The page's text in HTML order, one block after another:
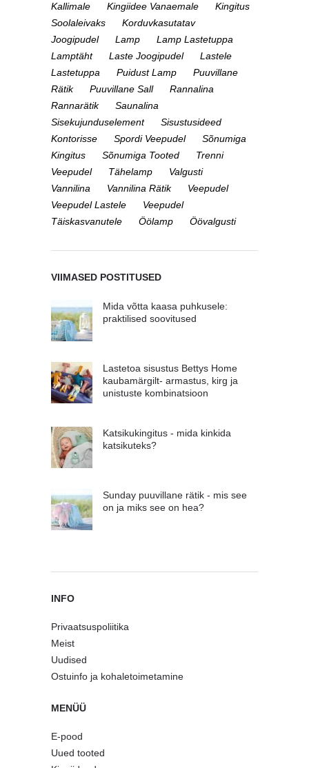
Kallimale
Kingiidee Vanaemale
Kingitus
Soolaleivaks
Korduvkasutatav
Joogipudel
Lamp
Lamp Lastetuppa
Lamptäht
Laste Joogipudel
Lastele
Lastetuppa
Puidust Lamp
Puuvillane
Rätik
Puuvillane Sall
Rannalina
Rannarätik
Saunalina
Sisekujunduselement
Sisustusideed
Kontorisse
Spordi Veepudel
Sõnumiga
Kingitus
Sõnumiga Tooted
Trenni
Veepudel
Tähelamp
Valgusti
Vannilina
Vannilina Rätik
Veepudel
Veepudel Lastele
Veepudel
Täiskasvanutele
Öölamp Öövalgusti
VIIMASED POSTITUSED
Mida võtta kaasa puhkusele:
praktilised soovitused
Lastetoa sisustus Bettys Home
kaubamärgilt- armastus, kirg ja
unistuste kombinatsioon
Katsikukingitus - mida kinkida
katsikuteks?
Sunday puuvillane rätik - mis see
on ja miks see on hea?
INFO
Privaatsuspoliitika
Meist
Uudised
Ostuinfo ja kohaletoimetamine
MENÜÜ
E-pood
Uued tooted